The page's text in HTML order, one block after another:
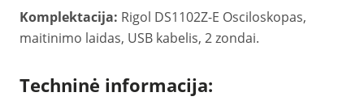
Komplektacija: Rigol DS1102Z-E Osciloskopas,
maitinimo laidas, USB kabelis, 2 zondai.
Techninė informacija: